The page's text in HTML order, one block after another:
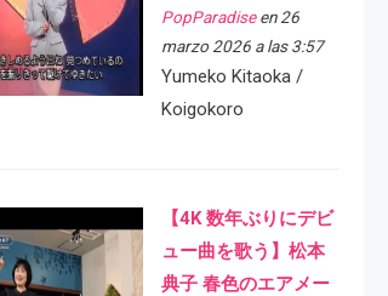
PopParadiseen 26
marzo 2026 a las 3:57
Yumeko Kitaoka /
Koigokoro
【4K 数年ぶりにデビ
ュー曲を歌う】松本
典子 春色のエアメー